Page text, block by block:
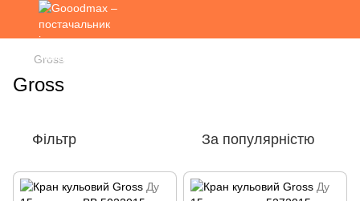
Gross
Gross
Фільтр За популярністю